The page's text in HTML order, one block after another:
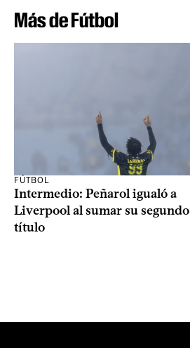
Más de Fútbol
FÚTBOL
Intermedio: Peñarol igualó a
Liverpool al sumar su segundo
título